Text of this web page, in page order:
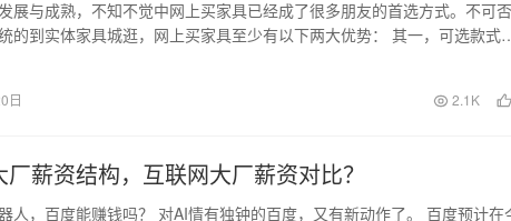
展与成熟，不知不觉中网上买家具已经成了很多朋友的首选方式。不可否
的到实体家具城逛，网上买家具至少有以下两大优势： 其一，可选款式
日 2.1K
厂薪资结构，互联网大厂薪资对比？
人，百度能赚钱吗？ 对AI情有独钟的百度，又有新动作了。 百度预计在